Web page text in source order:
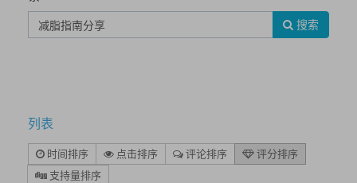
搜索
列表
时间排序 点击排序 评论排序
评分排序
支持量排序